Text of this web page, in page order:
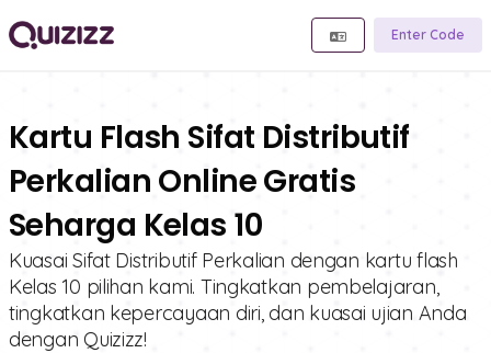
Enter Code
Kartu Flash Sifat Distributif
Perkalian Online Gratis
Seharga Kelas 10
Kuasai Sifat Distributif Perkalian dengan kartu flash
Kelas 10 pilihan kami. Tingkatkan pembelajaran,
tingkatkan kepercayaan diri, dan kuasai ujian Anda
dengan Quizizz!